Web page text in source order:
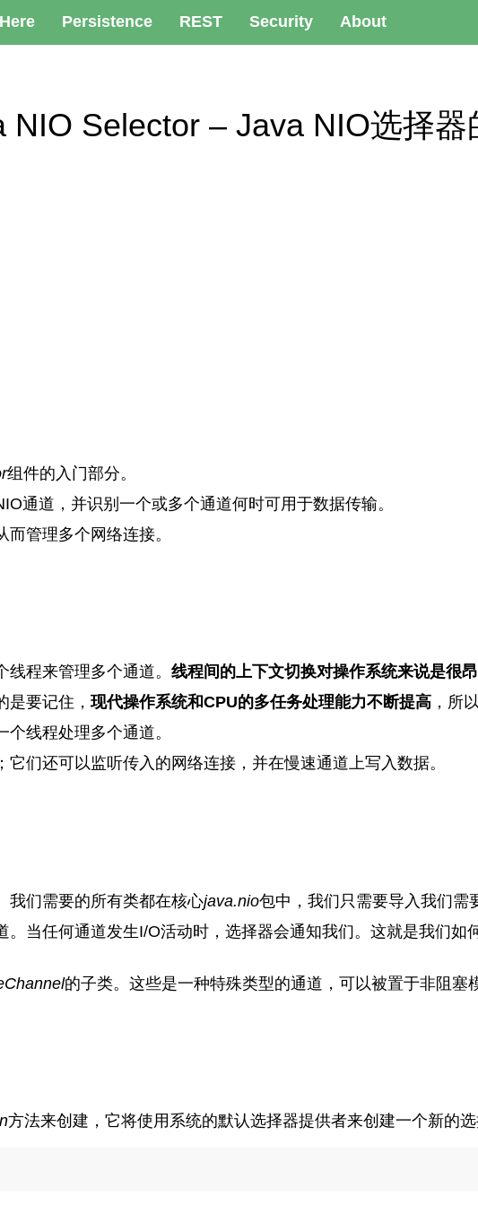
Persistence REST Security About
Selector – Java NIO选择器
组件的入门部分。
通道，并识别一个或多个通道何时可用于数据传输。
而管理多个网络连接。
程来管理多个通道。 线程间的上下文切换对操作系统来说是很
是要记住， 现代操作系统和CPU的多任务处理能力不断提高，所
线程处理多个通道。
们还可以监听传入的网络连接，并在慢速通道上写入数据。
我们需要的所有类都在核心java.nio包中，我们只需要导入我们需
当任何通道发生I/O活动时，选择器会通知我们。这就是我们如
的子类。这些是一种特殊类型的通道，可以被置于非阻塞
方法来创建，它将使用系统的默认选择器提供者来创建一个新的选